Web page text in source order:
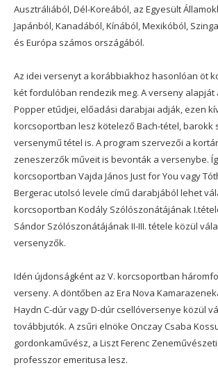
Ausztráliából, Dél-Koreából, az Egyesült
Japánból, Kanadából, Kínából, Mexikóból,
és Európa számos országából.
Az idei versenyt a korábbiakhoz hasonlóan öt
két fordulóban rendezik meg. A verseny alapját
Popper etűdjei, előadási darabjai adják, ezen
korcsoportban lesz kötelező Bach-tétel, barokk
versenymű tétel is. A program szervezői a
zeneszerzők műveit is bevonták a versenybe.
korcsoportban Vajda János Just for You vagy
Bergerac utolsó levele című darabjából lehet
korcsoportban Kodály Szólószonátájának
Sándor Szólószonátájának II-III. tétele közül
versenyzők.
Idén újdonságként az V. korcsoportban
verseny. A döntőben az Era Nova
Haydn C-dúr vagy D-dúr csellóversenye közül
továbbjutók. A zsűri elnöke Onczay Csaba
gordonkaművész, a Liszt Ferenc
professzor emeritusa lesz.